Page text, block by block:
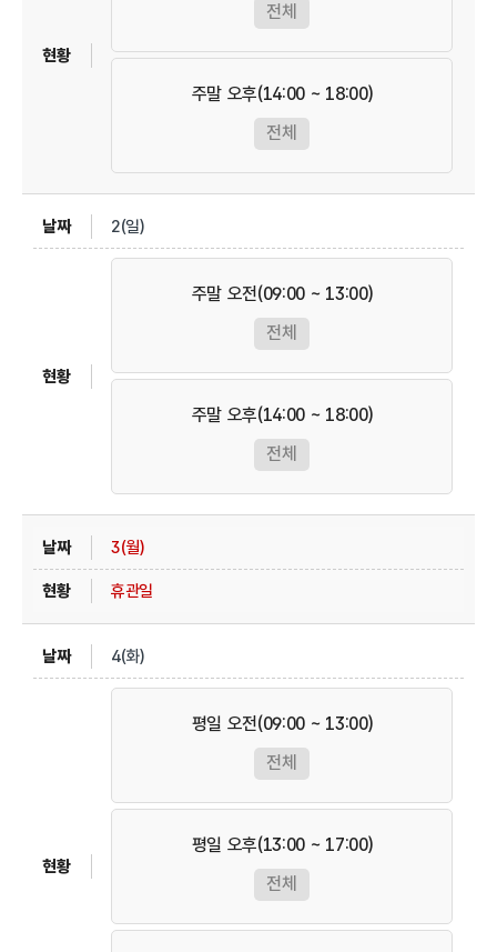
전체
주말 오후(14:00 ~ 18:00)
전체
2(일)
주말 오전(09:00 ~ 13:00)
전체
주말 오후(14:00 ~ 18:00)
전체
3(월)
휴관일
4(화)
평일 오전(09:00 ~ 13:00)
전체
평일 오후(13:00 ~ 17:00)
전체